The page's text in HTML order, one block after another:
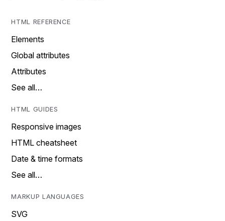
HTML REFERENCE
Elements
Global attributes
Attributes
See all…
HTML GUIDES
Responsive images
HTML cheatsheet
Date & time formats
See all…
MARKUP LANGUAGES
SVG